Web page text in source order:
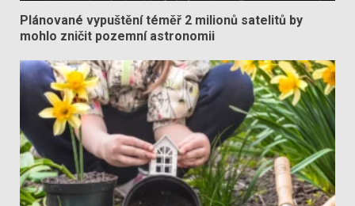
Plánované vypuštění téměř 2 milionů satelitů by
mohlo zničit pozemní astronomii